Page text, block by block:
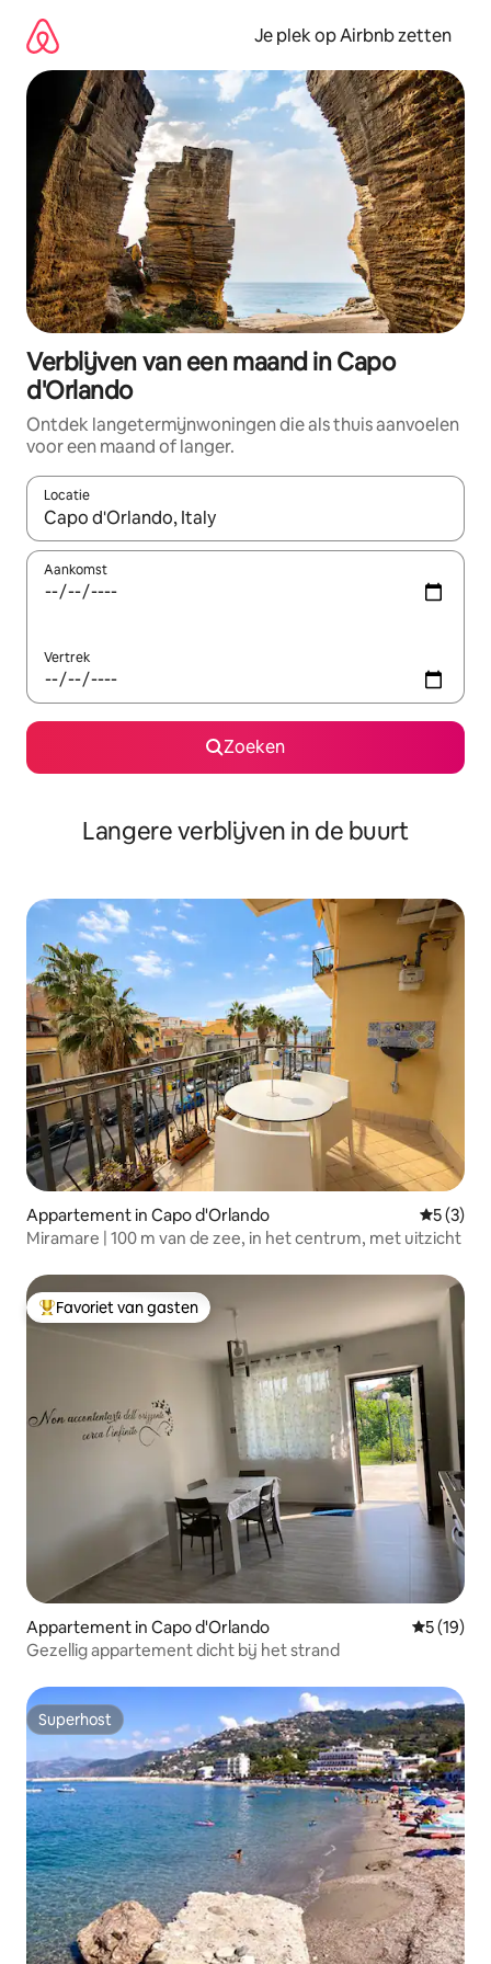
direct
naar
inhoud
Je plek op Airbnb zetten
Verblijven van een maand in Capo
d'Orlando
Ontdek langetermijnwoningen die als thuis aanvoelen
voor een maand of langer.
Locatie
Wanneer er resultaten beschikbaar zijn, maak je een keuze
Aankomst
Vertrek
Zoeken
Langere verblijven in de buurt
Appartement in Capo d'Orlando
5 (3)
Miramare | 100 m van de zee, in het centrum, met uitzicht
Topfavoriet van gasten
Favoriet van gasten
Appartement in Capo d'Orlando
5 (19)
Gezellig appartement dicht bij het strand
Superhost
Superhost